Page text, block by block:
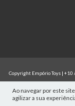
Ao navegar por este site
agilizar a sua
Copyright Empório Toys |